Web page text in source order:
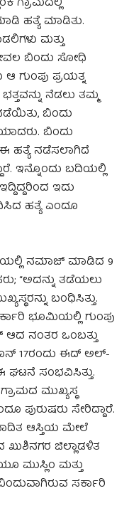
ಹತ್ಯೆ ಮಾಡಿತು.
ಮತ್ತು
ಬಿಂದು ಸೋಧಿ
ಆ ಗುಂಪು ಪ್ರಯತ್ನ
ನೆಡಲು ತಮ್ಮ
ಬಿಂದು
ಬಿಂದು
ಹತ್ಯೆ ನಡೆಸಲಾಗಿದೆ
ಇನ್ನೊಂದು ಬದಿಯಲ್ಲಿ
ಇದು
ಹತ್ಯೆ ಎಂದೂ
ನಮಾಜ್ ಮಾಡಿದ 9
“ಅದನ್ನು ತಡೆಯಲು
ಬಂಧಿಸಿತ್ತು.
ಭೂಮಿಯಲ್ಲಿ ಗುಂಪು
ನಂತರ ಒಂಬತ್ತು
17ರಂದು ಈದ್ ಅಲ್-
ಘಟನೆ ಸಂಭವಿಸಿತ್ತು.
ಮುಖ್ಯಸ್ಥ
ಪುರುಷರು ಸೇರಿದ್ದಾರೆ.
ಆಸ್ತಿಯ ಮೇಲೆ
ಜಿಲ್ಲಾಡಳಿತ
ಮುಸ್ಲಿಂ ಮತ್ತು
ಸರ್ಕಾರಿ